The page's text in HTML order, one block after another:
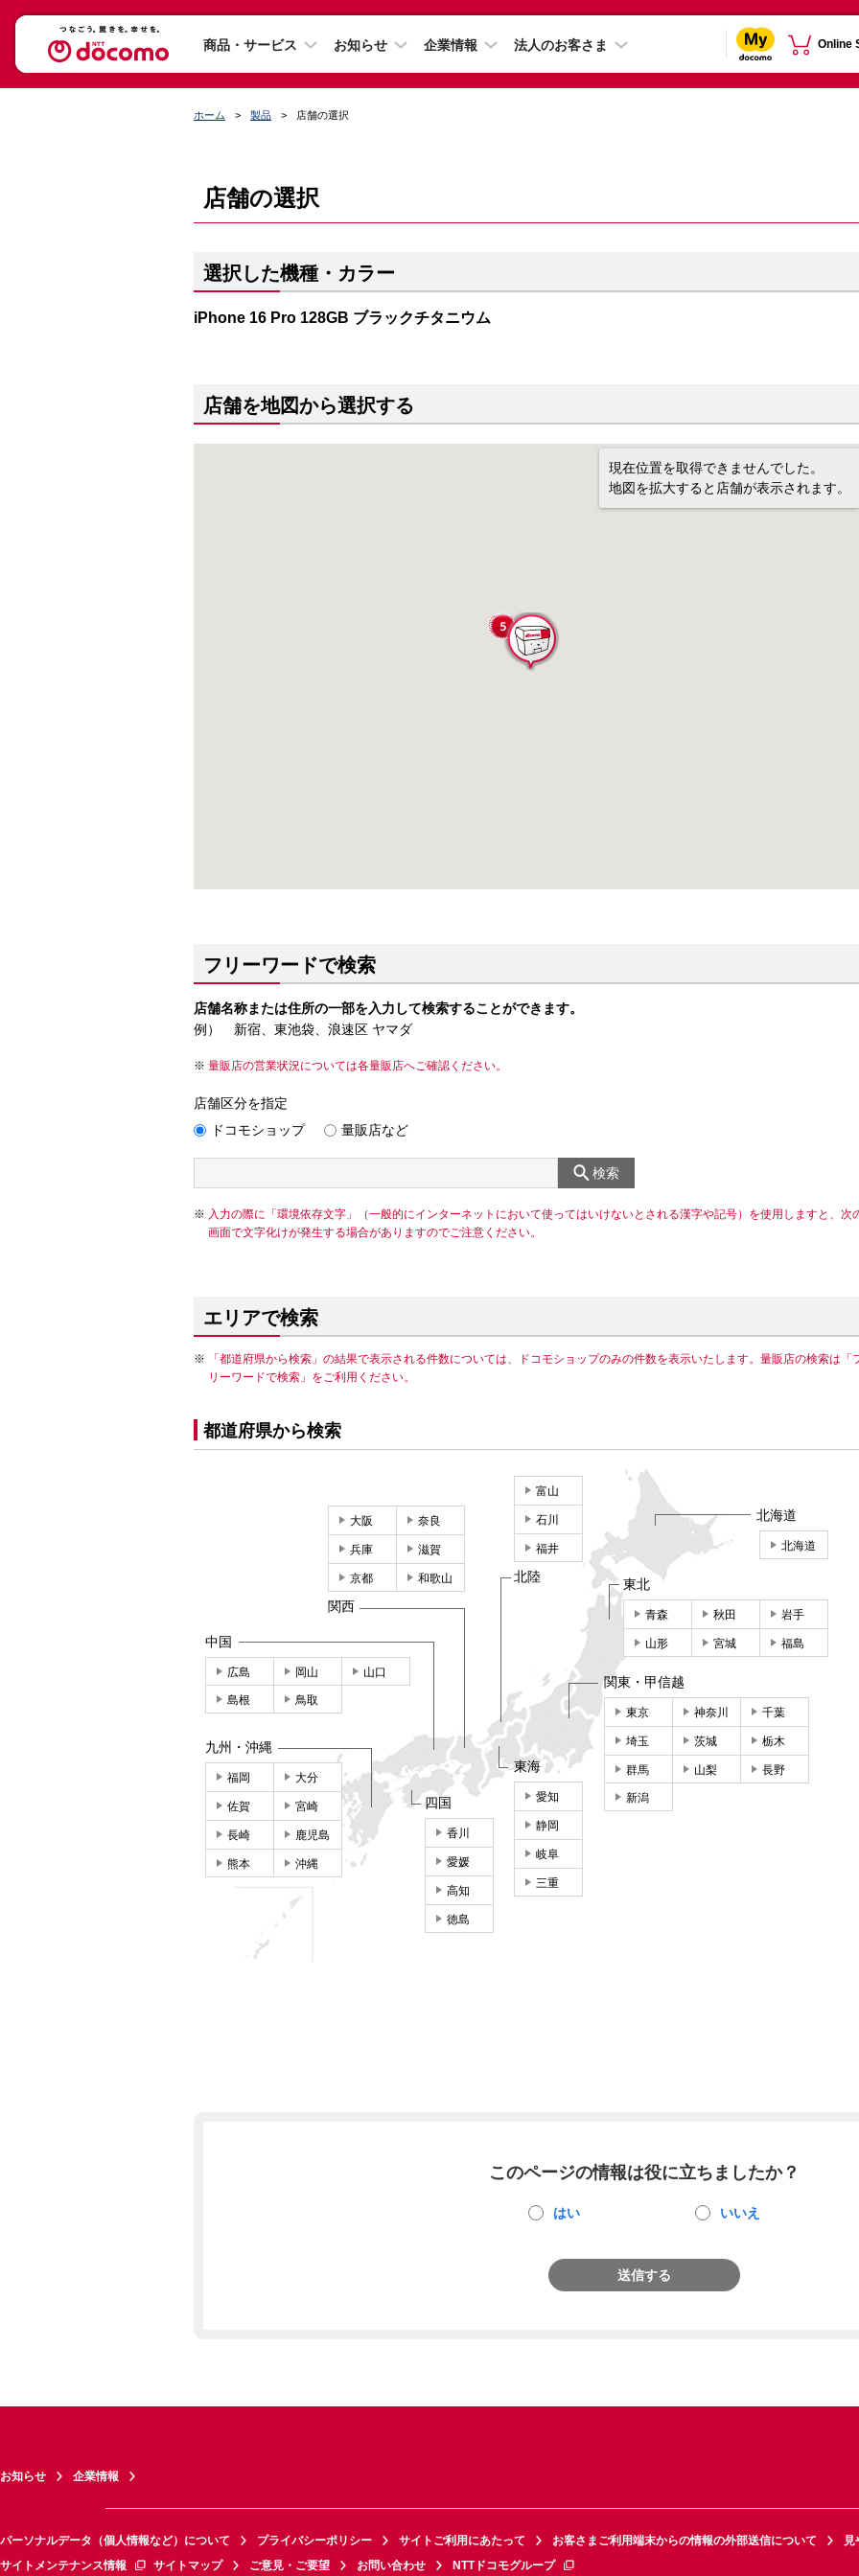
商品・サービス お知らせ 企業情報 法人のお客さま Online
ホーム 製品 店舗の選択
店舗の選択
選択した機種・カラー
iPhone 16 Pro 128GB ブラックチタニウム
店舗を地図から選択する
現在位置を取得できませんでした。
地図を拡大すると店舗が表示されます。
フリーワードで検索
店舗名称または住所の一部を入力して検索することができます。
例） 新宿、東池袋、浪速区 ヤマダ
量販店の営業状況については各量販店へご確認ください。
店舗区分を指定
ドコモショップ
量販店など
検索
入力の際に「環境依存文字」（一般的にインターネットにおいて使ってはいけないとされる漢字や記号）を使用しますと、次
画面で文字化けが発生する場合がありますのでご注意ください。
エリアで検索
「都道府県から検索」の結果で表示される件数については、ドコモショップのみの件数を表示いたします。量販店の検索は「
リーワードで検索」をご利用ください。
都道府県から検索
北海道
北海道
東北
青森 秋田 岩手
山形 宮城 福島
関東・甲信越
東京 神奈川 千葉
埼玉 茨城 栃木
群馬 山梨 長野
新潟
東海
愛知
静岡
岐阜
三重
富山
石川
福井
北陸
大阪 奈良
兵庫 滋賀
京都 和歌山
関西
中国
広島 岡山 山口
島根 鳥取
四国
香川
愛媛
高知
徳島
九州・沖縄
福岡 大分
佐賀 宮崎
長崎 鹿児島
熊本 沖縄
このページの情報は役に立ちましたか？
はい いいえ
送信する
お知らせ 企業情報
パーソナルデータ（個人情報など）について プライバシーポリシー サイトご利用にあたって お客さまご利用端末からの情報の外部送信について
見
サイトメンテナンス情報
サイトマップ ご意見・ご要望 お問い合わせ NTTドコモグループ